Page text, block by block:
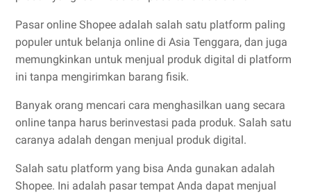
Pasar online Shopee adalah salah satu platform paling
populer untuk belanja online di Asia Tenggara, dan juga
memungkinkan untuk menjual produk digital di platform
ini tanpa mengirimkan barang fisik.
Banyak orang mencari cara menghasilkan uang secara
online tanpa harus berinvestasi pada produk. Salah satu
caranya adalah dengan menjual produk digital.
Salah satu platform yang bisa Anda gunakan adalah
Shopee. Ini adalah pasar tempat Anda dapat menjual